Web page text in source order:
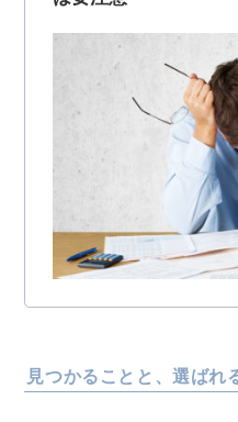
見つかることと、選ばれ